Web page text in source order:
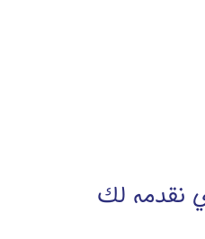
نقدمه لك